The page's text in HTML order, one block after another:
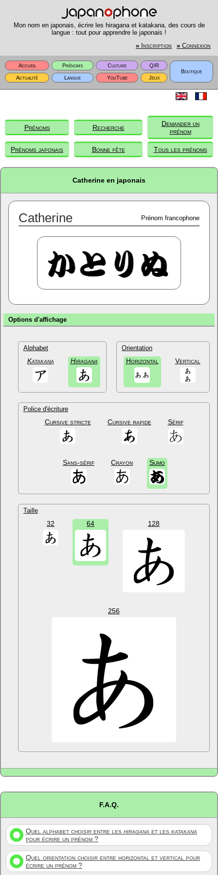
Mon nom en japonais, écrire les hiragana et katakana, des cours de
langue : tout pour apprendre le japonais !
» Inscription » Connexion
Accueil Prénoms Culture
Q/R
Boutique
Actualité
Langue YouTube Jeux
Prénoms Recherche
Demander un
prénom
Prénoms japonais Bonne fête Tous les prénoms
Catherine en japonais
Catherine Prénom francophone
Options d'affichage
Alphabet
Katakana Hiragana
Orientation
Horizontal Vertical
Police d'écriture
Cursive stricte Cursive rapide Sérif
Sans-sérif Crayon Sumo
Taille
32 64 128
256
F.A.Q.
Quel alphabet choisir entre les hiragana et les katakana
pour écrire un prénom ?
Quel orientation choisir entre horizontal et vertical pour
écrire un prénom ?